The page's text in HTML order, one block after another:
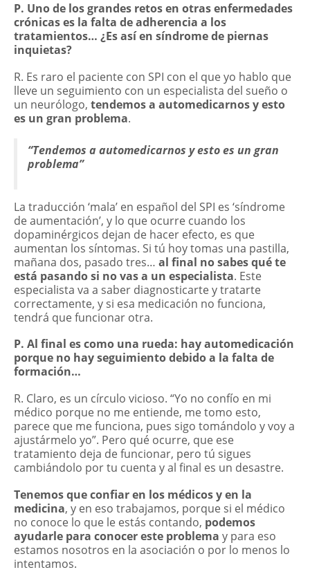
P. Uno de los grandes retos en otras enfermedades
crónicas es la falta de adherencia a los
tratamientos… ¿Es así en síndrome de piernas
inquietas?
R. Es raro el paciente con SPI con el que yo hablo que
lleve un seguimiento con un especialista del sueño o
un neurólogo, tendemos a automedicarnos y esto
es un gran problema.
“Tendemos a automedicarnos y esto es un gran
problema”
La traducción ‘mala’ en español del SPI es ‘síndrome
de aumentación’, y lo que ocurre cuando los
dopaminérgicos dejan de hacer efecto, es que
aumentan los síntomas. Si tú hoy tomas una pastilla,
mañana dos, pasado tres… al final no sabes qué te
está pasando si no vas a un especialista. Este
especialista va a saber diagnosticarte y tratarte
correctamente, y si esa medicación no funciona,
tendrá que funcionar otra.
P. Al final es como una rueda: hay automedicación
porque no hay seguimiento debido a la falta de
formación…
R. Claro, es un círculo vicioso. “Yo no confío en mi
médico porque no me entiende, me tomo esto,
parece que me funciona, pues sigo tomándolo y voy a
ajustármelo yo”. Pero qué ocurre, que ese
tratamiento deja de funcionar, pero tú sigues
cambiándolo por tu cuenta y al final es un desastre.
Tenemos que confiar en los médicos y en la
medicina, y en eso trabajamos, porque si el médico
no conoce lo que le estás contando, podemos
ayudarle para conocer este problema y para eso
estamos nosotros en la asociación o por lo menos lo
intentamos.